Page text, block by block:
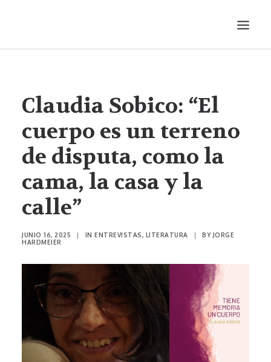
AUDIOVISUALES
ENTREVISTAS
HISTORIETA
MÚSICA
PRODUCCIONES
SONÁMBULA
SYNCO
Claudia Sobico: “El
cuerpo es un terreno
de disputa, como la
cama, la casa y la
calle”
JUNIO 16, 2025 | IN ENTREVISTAS, LITERATURA | BY JORGE
HARDMEIER